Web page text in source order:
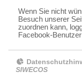
Wenn Sie nicht
Besuch unserer
zuordnen kann,
Facebook-
SIWECOS